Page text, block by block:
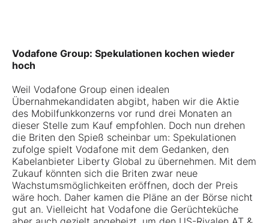
Vodafone Group: Spekulationen kochen wieder
hoch
Weil Vodafone Group einen idealen
Übernahmekandidaten abgibt, haben wir die Aktie
des Mobilfunkkonzerns vor rund drei Monaten an
dieser Stelle zum Kauf empfohlen. Doch nun drehen
die Briten den Spieß scheinbar um: Spekulationen
zufolge spielt Vodafone mit dem Gedanken, den
Kabelanbieter Liberty Global zu übernehmen. Mit dem
Zukauf könnten sich die Briten zwar neue
Wachstumsmöglichkeiten eröffnen, doch der Preis
wäre hoch. Daher kamen die Pläne an der Börse nicht
gut an. Vielleicht hat Vodafone die Gerüchteküche